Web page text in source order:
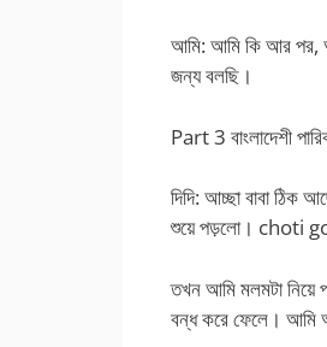
আমি: আমি কি আর পর,
জন্য বলছি।
Part 3 বাংলাদেশী
দিদি: আচ্ছা বাবা
শুয়ে পড়লো। choti
তখন আমি মলমটা নিয়ে
বন্ধ করে ফেলে। আমি